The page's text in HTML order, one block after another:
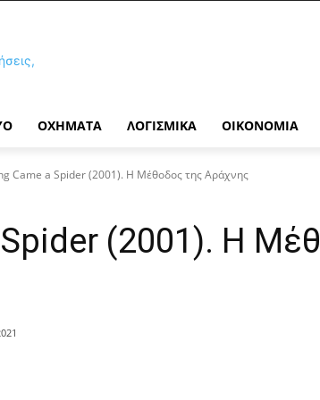
ΟΧΉΜΑΤΑ ΛΟΓΙΣΜΙΚΆ ΟΙΚΟΝΟΜΊΑ
Came a Spider (2001). Η Μέθοδος της Αράχνης
(2001). Η